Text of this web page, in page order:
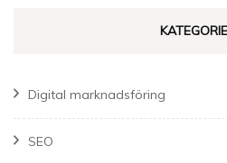
Digital marknadsföring
SEO